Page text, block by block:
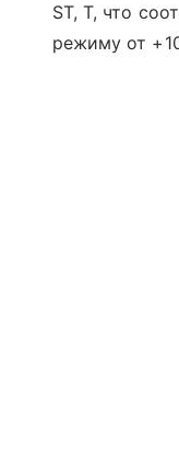
ST, T, что
режиму от